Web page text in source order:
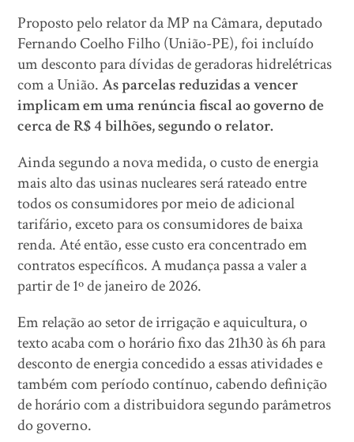
Proposto pelo relator da MP na Câmara, deputado
Fernando Coelho Filho (União-PE), foi incluído
um desconto para dívidas de geradoras hidrelétricas
com a União.As parcelas reduzidas a vencer
implicam em uma renúncia fiscal ao governo de
cerca de R$ 4 bilhões, segundo o relator.
Ainda segundo a nova medida, o custo de energia
mais alto das usinas nucleares será rateado entre
todos os consumidores por meio de adicional
tarifário, exceto para os consumidores de baixa
renda. Até então, esse custo era concentrado em
contratos específicos. A mudança passa a valer a
partir de 1º de janeiro de 2026.
Em relação ao setor de irrigação e aquicultura, o
texto acaba com o horário fixo das 21h30 às 6h para
desconto de energia concedido a essas atividades e
também com período contínuo, cabendo definição
de horário com a distribuidora segundo parâmetros
do governo.